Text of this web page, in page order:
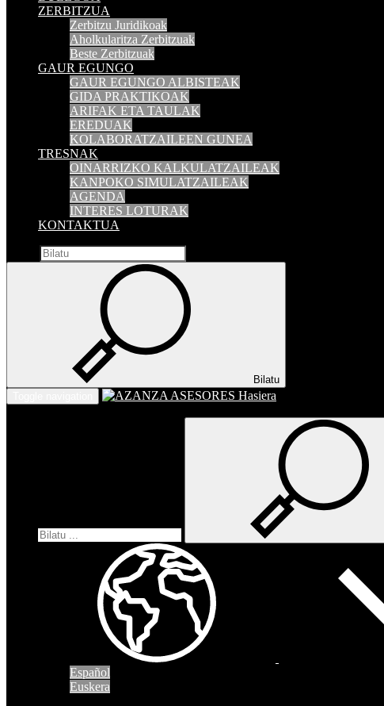
ZERBITZUA
Zerbitzu Juridikoak
Aholkularitza Zerbitzuak
Beste Zerbitzuak
GAUR EGUNGO
GAUR EGUNGO ALBISTEAK
GIDA PRAKTIKOAK
ARIFAK ETA TAULAK
EREDUAK
KOLABORATZAILEEN GUNEA
TRESNAK
OINARRIZKO KALKULATZAILEAK
KANPOKO SIMULATZAILEAK
AGENDA
INTERES LOTURAK
KONTAKTUA
Bilatu
Hasiera
Español
Euskera